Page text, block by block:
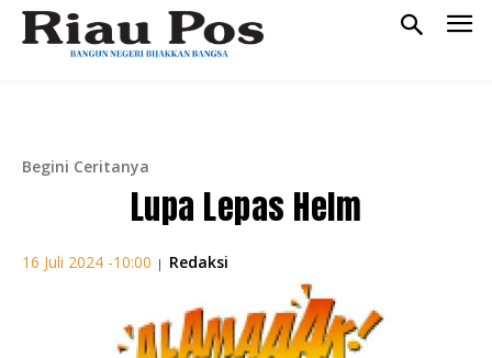
Begini Ceritanya
Lupa Lepas Helm
16 Juli 2024 -10:00 | Redaksi